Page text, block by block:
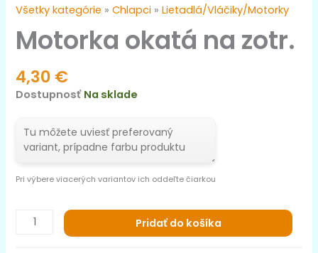
Všetky kategórie »Chlapci »Lietadlá/Vláčiky/Motorky
Motorka okatá na zotr.
4,30 €
Dostupnosť Na sklade
Pri výbere viacerých variantov ich oddeľte čiarkou
Pridať do košíka